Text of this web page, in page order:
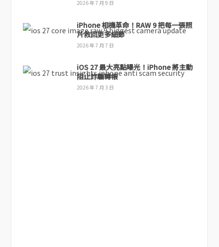
2026 年 7 月 9 日
iPhone 相機革命！RAW 9 把每一張照
片救回更多細節
2026 年 7 月 7 日
iOS 27 最大亮點曝光！iPhone 將主動
阻止詐騙轉帳
2026 年 7 月 3 日